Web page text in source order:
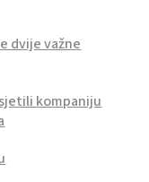
dvije važne
kompaniju